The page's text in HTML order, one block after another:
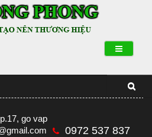
go vap
0972 537 837